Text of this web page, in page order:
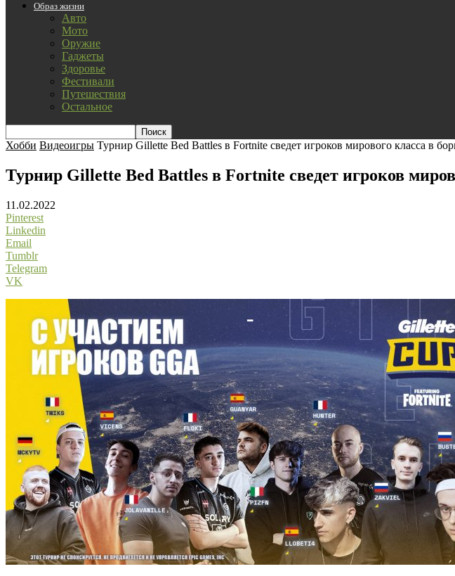
Образ жизни
Авто
Мото
Оружие
Гаджеты
Здоровье
Фестивали
Путешествия
Остальное
Хобби Видеоигры Турнир Gillette Bed Battles в Fortnite сведет игроков мирового класса в
Турнир Gillette Bed Battles в Fortnite сведет игроков
11.02.2022
Pinterest
Linkedin
Email
Tumblr
Telegram
VK